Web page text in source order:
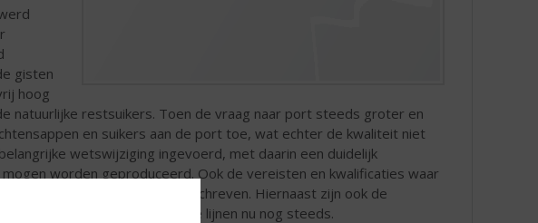
gisten
hoog
natuurlijke restsuikers. Toen de vraag naar port steeds groter en
en suikers aan de port toe, wat echter de kwaliteit niet
wetswijziging ingevoerd, met daarin een duidelijk
worden geproduceerd. Ook de vereisten en kwalificaties waar
werd hierin tot in detail beschreven. Hiernaast zijn ook de
Deze wetgeving geldt in grote lijnen nu nog steeds.